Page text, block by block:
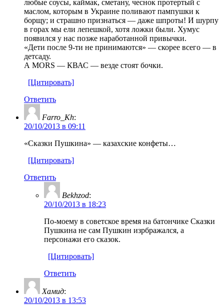
любые соусы, каймак, сметану, чеснок протертый с
маслом, которым в Украине поливают пампушки к
борщу; и страшно признаться — даже шпроты! И шурпу
в горах мы ели лепешкой, хотя ложки были. Хумус
появился у нас позже наработанной привычки.
«Дети после 9-ти не принимаются» — скорее всего — в
детсаду.
А MORS — КВАС — везде стоят бочки.
[Цитировать]
Ответить
Farro_Kh:
20/10/2013 в 09:11
«Сказки Пушкина» — казахские конфеты…
[Цитировать]
Ответить
Bekhzod:
20/10/2013 в 18:23
По-моему в советское время на батончике Сказки
Пушкина не сам Пушкин изрбражался, а
персонажи его сказок.
[Цитировать]
Ответить
Хамид:
20/10/2013 в 13:53